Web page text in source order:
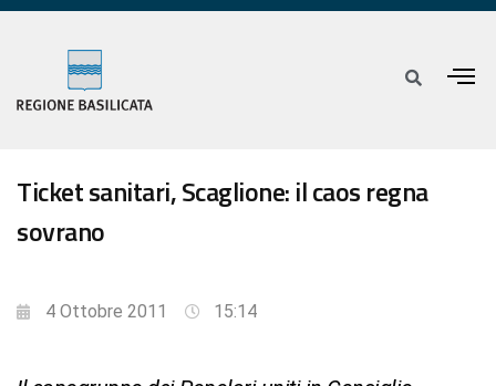
Ticket sanitari, Scaglione: il caos regna
sovrano
4 Ottobre 2011 15:14